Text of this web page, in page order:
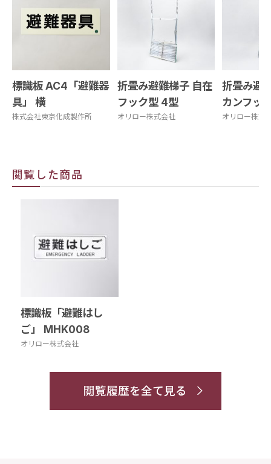
標識板 AC4「避難器
具」 横
株式会社東京化成製作所
折畳み避難梯子 自在
フック型 4型
オリロー株式会社
折畳み避
カンフッ
オリロー株式
閲覧した商品
標識板「避難はし
ご」 MHK008
オリロー株式会社
閲覧履歴を全て見る